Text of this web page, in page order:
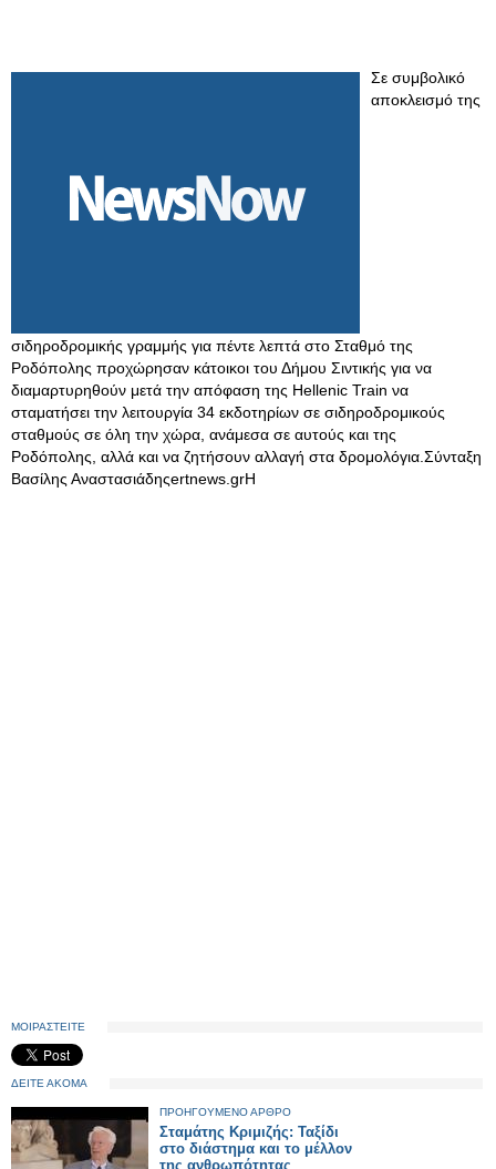
Σε συμβολικό
αποκλεισμό της
σιδηροδρομικής γραμμής για πέντε λεπτά στο Σταθμό της
Ροδόπολης προχώρησαν κάτοικοι του Δήμου Σιντικής για να
διαμαρτυρηθούν μετά την απόφαση της Hellenic Train να
σταματήσει την λειτουργία 34 εκδοτηρίων σε σιδηροδρομικούς
σταθμούς σε όλη την χώρα, ανάμεσα σε αυτούς και της
Ροδόπολης, αλλά και να ζητήσουν αλλαγή στα δρομολόγια.Σύνταξη
Βασίλης Αναστασιάδηςertnews.grΗ
ΜΟΙΡΑΣΤΕΙΤΕ
ΔΕΙΤΕ ΑΚΟΜΑ
ΠΡΟΗΓΟΥΜΕΝΟ ΑΡΘΡΟ
Σταμάτης Κριμιζής: Ταξίδι
στο διάστημα και το μέλλον
της ανθρωπότητας